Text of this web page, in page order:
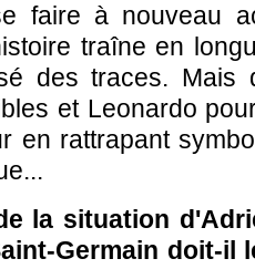
faire à nouveau
traîne en
des traces. Mais
et Leonardo
en rattrapant
la situation
Germain doit-il